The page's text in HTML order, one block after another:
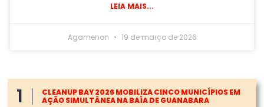
LEIA MAIS...
Agamenon 19 de março de 2026
MUNICÍPIOS EM
1
CLEANUP BAY 2026 MOBILIZA CINCO
AÇÃO SIMULTÂNEA NA BAÍA DE